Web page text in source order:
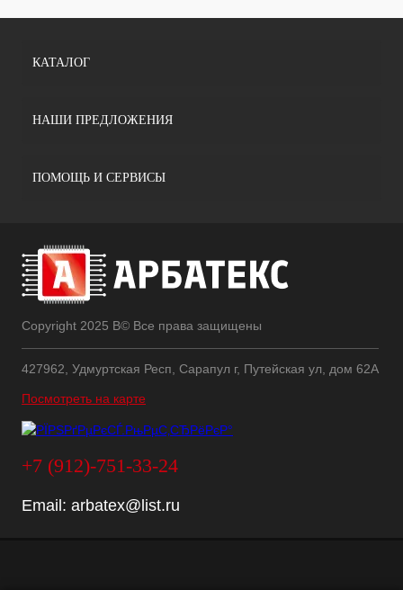
КАТАЛОГ
НАШИ ПРЕДЛОЖЕНИЯ
ПОМОЩЬ И СЕРВИСЫ
Copyright 2025 В© Все права защищены
427962, Удмуртская Респ, Сарапул г, Путейская ул, дом 62А
Посмотреть на карте
+7 (912)-751-33-24
Email: arbatex@list.ru